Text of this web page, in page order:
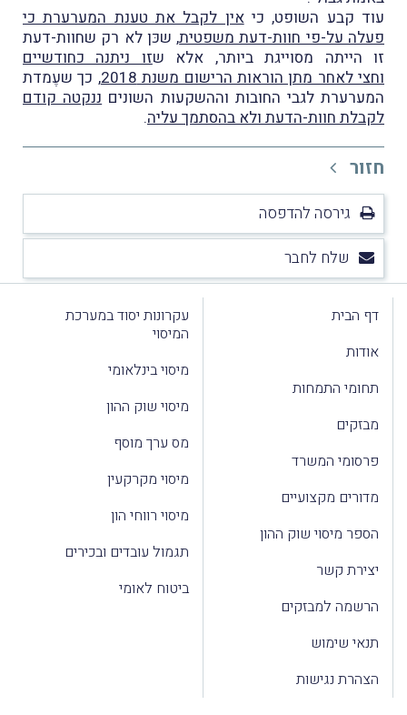
עוד קבע השופט, כיאין לקבל את טענת המערערת כי
פעלה על-פי חוות-דעת משפטית, שכּן לא רק שחוות-דעת
זו הייתה מסוייגת ביותר, אלא שזו ניתנה כחודשיים
וחצי לאחר מתן הוראות הרישום משנת 2018
, כך שעֶמדת
המערערת לגבי החובות וההשקעות השוניםננקטה קודם
לקבלת חוות-הדעת ולא בהסתמך עליה.
חזור
גירסה להדפסה
שלח לחבר
דף הבית
אודות
תחומי התמחות
מבזקים
פרסומי המשרד
מדורים מקצועיים
הספר מיסוי שוק ההון
יצירת קשר
הרשמה למבזקים
תנאי שימוש
הצהרת נגישות
עקרונות יסוד במערכת
המיסוי
מיסוי בינלאומי
מיסוי שוק ההון
מס ערך מוסף
מיסוי מקרקעין
מיסוי רווחי הון
תגמול עובדים ובכירים
ביטוח לאומי